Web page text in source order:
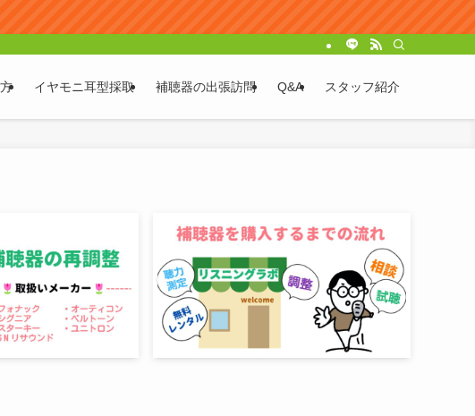
イヤモニ耳型採取 補聴器の出張訪問 Q&A スタッフ紹介